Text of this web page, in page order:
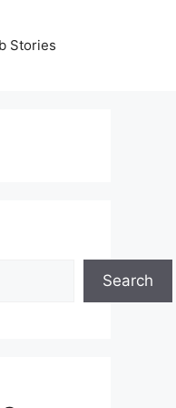
Stories
Search